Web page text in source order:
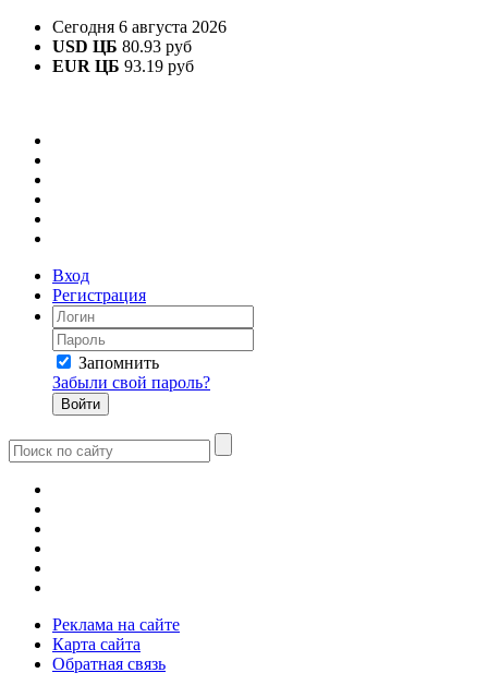
Сегодня 6 августа 2026
USD ЦБ 80.93 руб
EUR ЦБ 93.19 руб
Вход
Регистрация
Запомнить
Забыли свой пароль?
Реклама на сайте
Карта сайта
Обратная связь